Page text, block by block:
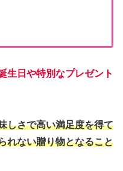
生日や特別なプレゼント
しさで高い満足度を得て
れない贈り物となること